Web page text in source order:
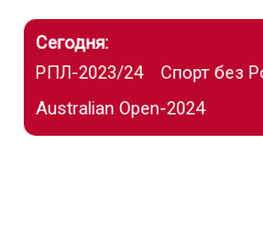
Сегодня:
РПЛ-2023/24
Спорт без
Australian Open-2024